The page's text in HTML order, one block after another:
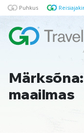
Puhkus
maailmas